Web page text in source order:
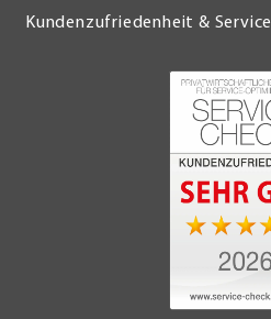
Kundenzufriedenheit & Service